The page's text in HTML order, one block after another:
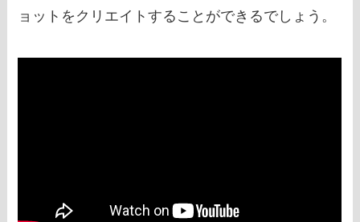
ョットをクリエイトすることができるでしょう。